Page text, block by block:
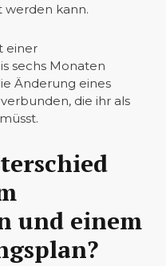
werden kann.
einer
sechs Monaten
Änderung eines
die ihr als
und einem